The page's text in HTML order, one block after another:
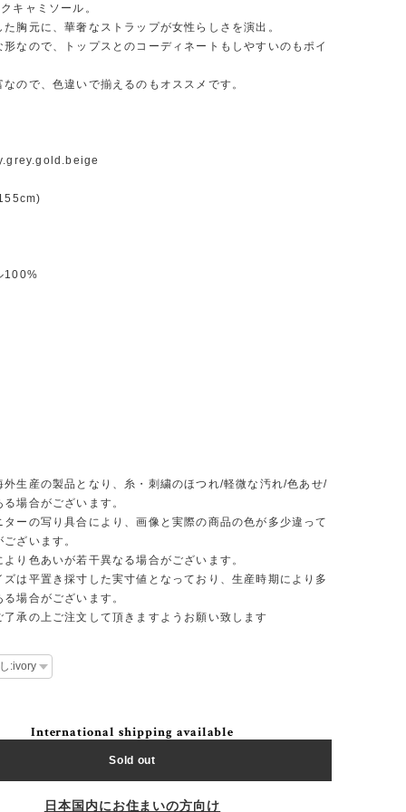
キャミソール。
た胸元に、華奢なストラップが女性らしさを演出。
形なので、トップスとのコーディネートもしやすいのもポイ
ので、色違いで揃えるのもオススメです。
100%
外生産の製品となり、糸・刺繍のほつれ/軽微な汚れ/色あせ/
場合がございます。
ターの写り具合により、画像と実際の商品の色が多少違って
ざいます。
り色あいが若干異なる場合がございます。
ズは平置き採寸した実寸値となっており、生産時期により多
場合がございます。
了承の上ご注文して頂きますようお願い致します
International shipping available
Sold out
日本国内にお住まいの方向け